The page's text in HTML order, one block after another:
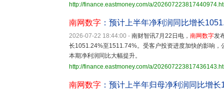
http://finance.eastmoney.com/a/
南网数字 ：预计上半年净利润同比增长
2026-07-22 18:44:00 - 南财智讯7月22日电， 南网数字发
长1051.24%至1511.74%。受客户投资进度加快的影响
本期净利润同比大幅提升。
http://finance.eastmoney.com/a/
南网数字 ：预计上半年归母净利润同比增